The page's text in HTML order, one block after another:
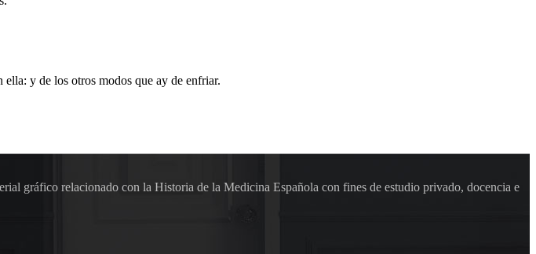
y de los otros modos que ay de enfriar.
gráfico relacionado con la Historia de la Medicina Española con fines de estudio privado, docencia e